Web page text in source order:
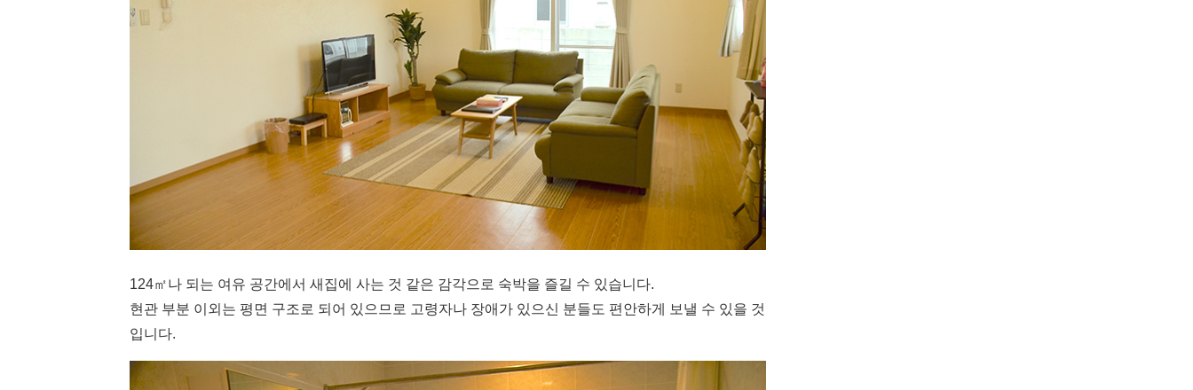
124㎡나 되는 여유 공간에서 새집에 사는 것 같은 감각으로 숙박을 즐길 수 있습니다.
현관 부분 이외는 평면 구조로 되어 있으므로 고령자나 장애가 있으신 분들도 편안하게 보낼 수 있을 것
입니다.